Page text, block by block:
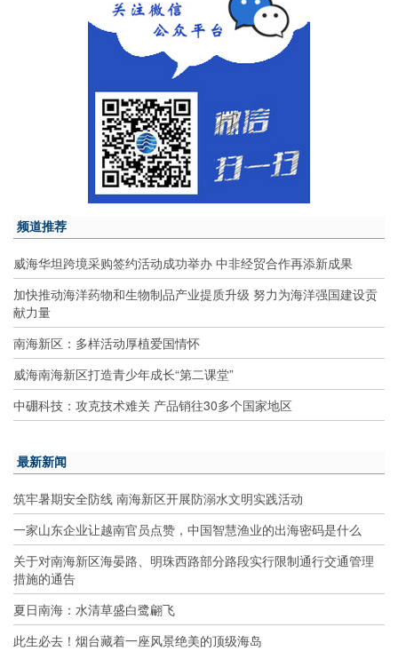
频道推荐
威海华坦跨境采购签约活动成功举办 中非经贸合作再添新成果
加快推动海洋药物和生物制品产业提质升级 努力为海洋强国建设贡
献力量
南海新区：多样活动厚植爱国情怀
威海南海新区打造青少年成长“第二课堂”
中硼科技：攻克技术难关 产品销往30多个国家地区
最新新闻
筑牢暑期安全防线 南海新区开展防溺水文明实践活动
一家山东企业让越南官员点赞，中国智慧渔业的出海密码是什么
关于对南海新区海晏路、明珠西路部分路段实行限制通行交通管理
措施的通告
夏日南海：水清草盛白鹭翩飞
此生必去！烟台藏着一座风景绝美的顶级海岛